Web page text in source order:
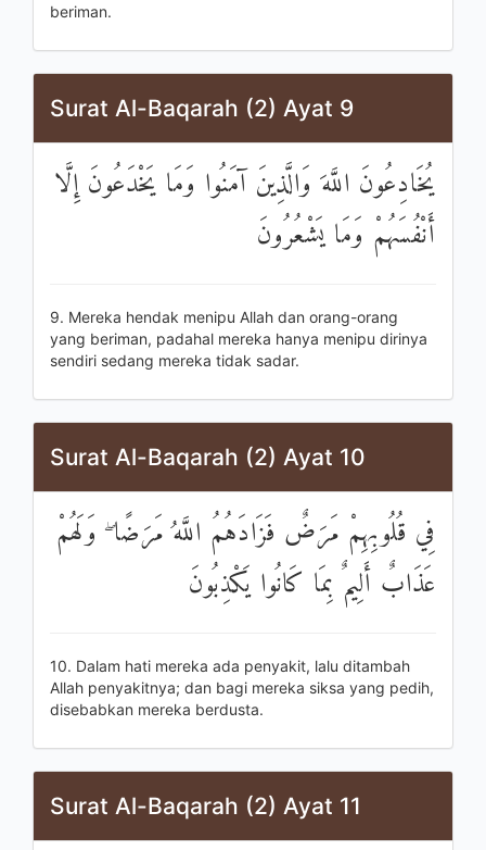
beriman.
Surat Al-Baqarah (2) Ayat 9
يُخَادِعُونَ اللَّهَ وَالَّذِينَ آمَنُوا وَمَا يَخْدَعُونَ إِلَّا
أَنْفُسَهُمْ وَمَا يَشْعُرُونَ
9. Mereka hendak menipu Allah dan orang-orang
yang beriman, padahal mereka hanya menipu dirinya
sendiri sedang mereka tidak sadar.
Surat Al-Baqarah (2) Ayat 10
فِي قُلُوبِهِمْ مَرَضٌ فَزَادَهُمُ اللَّهُ مَرَضًا ۖ وَلَهُمْ
عَذَابٌ أَلِيمٌ بِمَا كَانُوا يَكْذِبُونَ
10. Dalam hati mereka ada penyakit, lalu ditambah
Allah penyakitnya; dan bagi mereka siksa yang pedih,
disebabkan mereka berdusta.
Surat Al-Baqarah (2) Ayat 11